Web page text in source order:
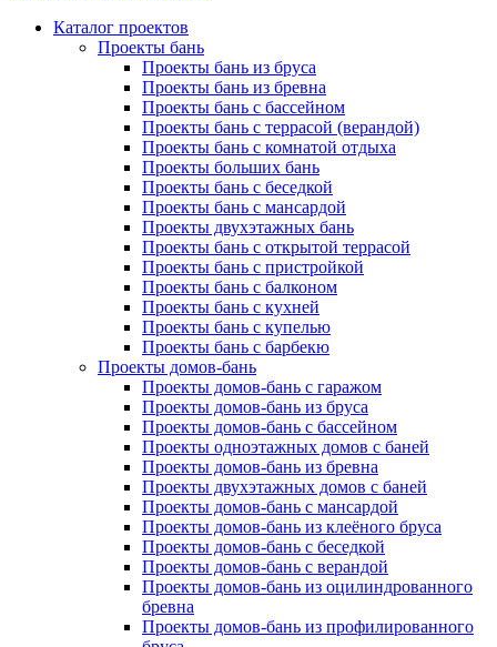
Каталог проектов
Проекты бань
Проекты бань из бруса
Проекты бань из бревна
Проекты бань с бассейном
Проекты бань с террасой (верандой)
Проекты бань с комнатой отдыха
Проекты больших бань
Проекты бань с беседкой
Проекты бань с мансардой
Проекты двухэтажных бань
Проекты бань с открытой террасой
Проекты бань с пристройкой
Проекты бань с балконом
Проекты бань с кухней
Проекты бань с купелью
Проекты бань с барбекю
Проекты домов-бань
Проекты домов-бань с гаражом
Проекты домов-бань из бруса
Проекты домов-бань с бассейном
Проекты одноэтажных домов с баней
Проекты домов-бань из бревна
Проекты двухэтажных домов с баней
Проекты домов-бань с мансардой
Проекты домов-бань из клеёного бруса
Проекты домов-бань с беседкой
Проекты домов-бань с верандой
Проекты домов-бань из оцилиндрованного
бревна
Проекты домов-бань из профилированного